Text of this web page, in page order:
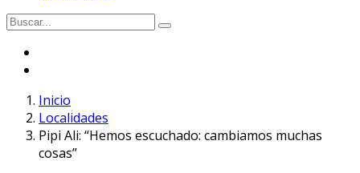
Inicio
Localidades
Pipi Ali: “Hemos escuchado: cambiamos muchas
cosas”